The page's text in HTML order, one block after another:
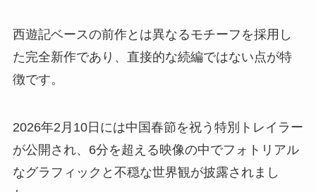
西遊記ベースの前作とは異なるモチーフを採用し
た完全新作であり、直接的な続編ではない点が特
徴です。
2026年2月10日には中国春節を祝う特別トレイラー
が公開され、6分を超える映像の中でフォトリアル
なグラフィックと不穏な世界観が披露されまし